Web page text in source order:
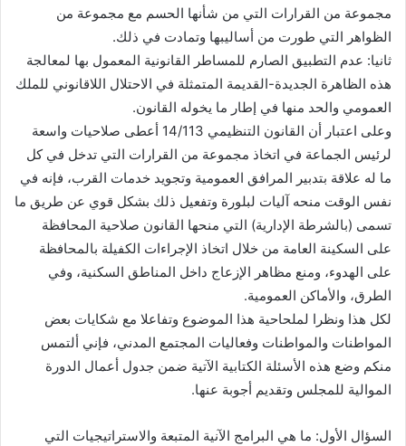
مجموعة من القرارات التي من شأنها الحسم مع مجموعة من
الظواهر التي طورت من أساليبها وتمادت في ذلك.
ثانيا: عدم التطبيق الصارم للمساطر القانونية المعمول بها لمعالجة
هذه الظاهرة الجديدة-القديمة المتمثلة في الاحتلال اللاقانوني للملك
العمومي والحد منها في إطار ما يخوله القانون.
وعلى اعتبار أن القانون التنظيمي 14/113 أعطى صلاحيات واسعة
لرئيس الجماعة في اتخاذ مجموعة من القرارات التي تدخل في كل
ما له علاقة بتدبير المرافق العمومية وتجويد خدمات القرب، فإنه في
نفس الوقت منحه آليات لبلورة وتفعيل ذلك بشكل قوي عن طريق ما
تسمى (بالشرطة الإدارية) التي منحها القانون صلاحية المحافظة
على السكينة العامة من خلال اتخاذ الإجراءات الكفيلة بالمحافظة
على الهدوء، ومنع مظاهر الإزعاج داخل المناطق السكنية، وفي
الطرق، والأماكن العمومية.
لكل هذا ونظرا لملحاحية هذا الموضوع وتفاعلا مع شكايات بعض
المواطنات والمواطنات وفعاليات المجتمع المدني، فإني ألتمس
منكم وضع هذه الأسئلة الكتابية الآتية ضمن جدول أعمال الدورة
الموالية للمجلس وتقديم أجوبة عنها.
السؤال الأول: ما هي البرامج الآنية المتبعة والاستراتيجيات التي